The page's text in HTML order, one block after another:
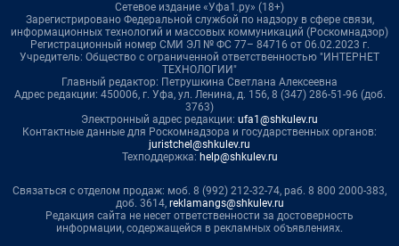
Сетевое издание «Уфа1.ру» (18+)
Зарегистрировано Федеральной службой по надзору в сфере связи,
информационных технологий и массовых коммуникаций (Роскомнадзор)
Регистрационный номер СМИ ЭЛ № ФС 77– 84716 от 06.02.2023 г.
Учредитель: Общество с ограниченной ответственностью "ИНТЕРНЕТ
ТЕХНОЛОГИИ"
Главный редактор: Петрушкина Светлана Алексеевна
Адрес редакции: 450006, г. Уфа, ул. Ленина, д. 156, 8 (347) 286-51-96 (доб.
3763)
Электронный адрес редакции: ufa1@shkulev.ru
Контактные данные для Роскомнадзора и государственных органов:
juristchel@shkulev.ru
Техподдержка: help@shkulev.ru
Связаться с отделом продаж: моб. 8 (992) 212-32-74, раб. 8 800 2000-383,
доб. 3614, reklamangs@shkulev.ru
Редакция сайта не несет ответственности за достоверность
информации, содержащейся в рекламных объявлениях.